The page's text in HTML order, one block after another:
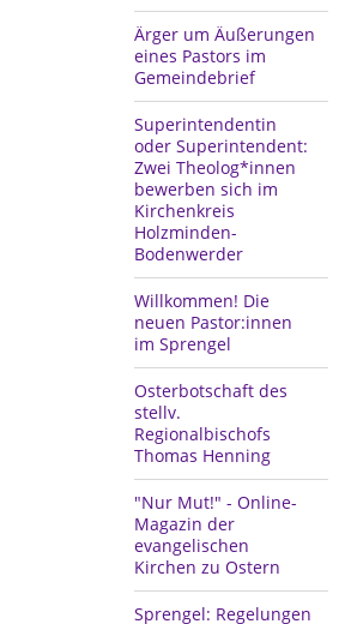
Ärger um Äußerungen
eines Pastors im
Gemeindebrief
Superintendentin
oder Superintendent:
Zwei Theolog*innen
bewerben sich im
Kirchenkreis
Holzminden-
Bodenwerder
Willkommen! Die
neuen Pastor:innen
im Sprengel
Osterbotschaft des
stellv.
Regionalbischofs
Thomas Henning
"Nur Mut!" - Online-
Magazin der
evangelischen
Kirchen zu Ostern
Sprengel: Regelungen